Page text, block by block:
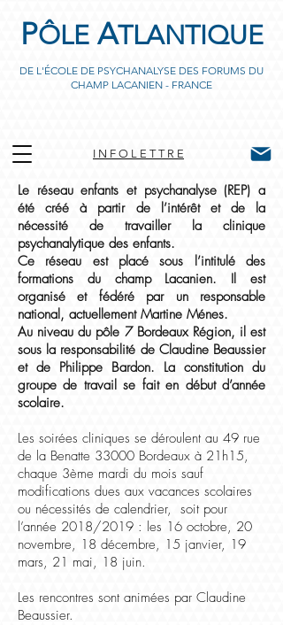
PÔLEATLANTIQUE
DE L'ÉCOLE DE PSYCHANALYSE DES FORUMS DU
CHAMP LACANIEN - FRANCE
I N F O L E T T R E
Le réseau enfants et psychanalyse (REP) a
été créé à partir de l’intérêt et de la
nécessité de travailler la clinique
psychanalytique des enfants.
Ce réseau est placé sous l’intitulé des
formations du champ Lacanien. Il est
organisé et fédéré par un responsable
national, actuellement Martine Ménes.
Au niveau du pôle 7 Bordeaux Région, il est
sous la responsabilité de Claudine Beaussier
et de Philippe Bardon. La constitution du
groupe de travail se fait en début d’année
scolaire.
Les soirées cliniques se déroulent au 49 rue
de la Benatte 33000 Bordeaux à 21h15,
chaque 3ème mardi du mois sauf
modifications dues aux vacances scolaires
ou nécessités de calendrier, soit pour
l’année 2018/2019 : les 16 octobre, 20
novembre, 18 décembre, 15 janvier, 19
mars, 21 mai, 18 juin.
Les rencontres sont animées par Claudine
Beaussier.